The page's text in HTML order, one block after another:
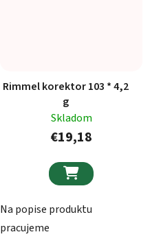
Rimmel korektor 103 * 4,2
g
Skladom
€19,18

Na popise produktu
pracujeme